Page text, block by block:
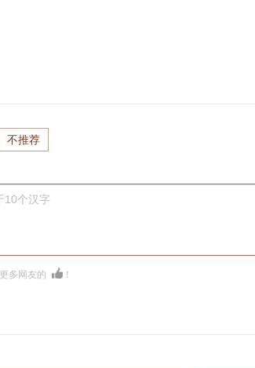
不推荐
10个汉字
多网友的 ！